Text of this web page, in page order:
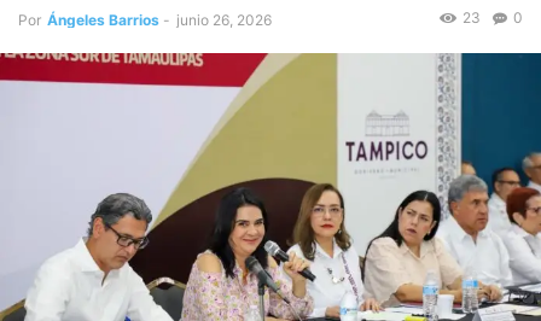
Por Ángeles Barrios - junio 26, 2026 0
23